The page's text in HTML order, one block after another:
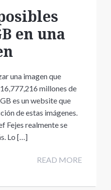
en una
una imagen que
millones de
es un website que
de estas imágenes.
Fejes realmente se
Lo […]
READ MORE